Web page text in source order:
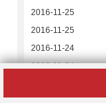
2016-11-25
2016-11-25
2016-11-24
2016-11-24